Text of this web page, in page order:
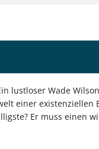
lustloser Wade
einer existenziellen
Er muss einen